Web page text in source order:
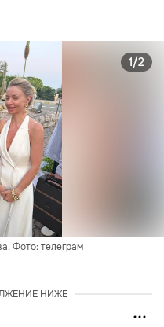
Фото: телеграм
1/2
НИЖЕ